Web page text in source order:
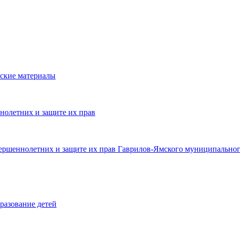
материалы
и защите их прав
и защите их прав Гаврилов-Ямского
детей